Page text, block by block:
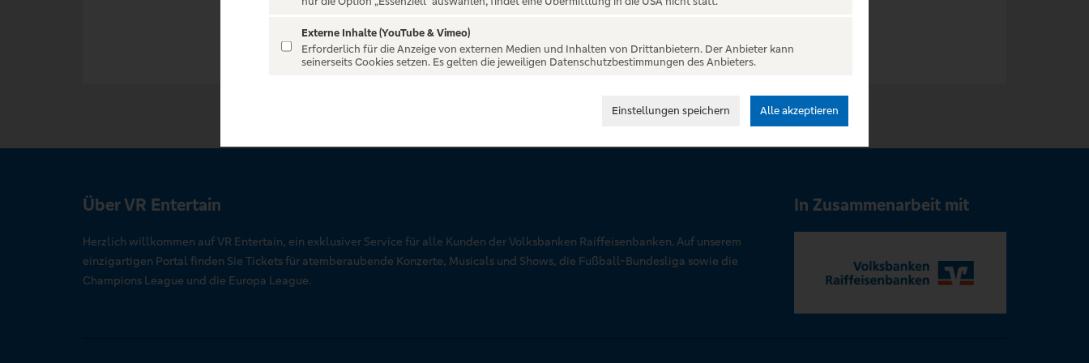
Über VR Entertain
Herzlich willkommen auf VR Entertain, ein exklusiver Service für alle Kunden der Volksbanken Raiffeisenbanken. Auf unserem
einzigartigen Portal finden Sie Tickets für atemberaubende Konzerte, Musicals und Shows, die Fußball-Bundesliga sowie die
Champions League und die Europa League.
In Zusammenarbeit mit
Externe Inhalte (YouTube & Vimeo)
Erforderlich für die Anzeige von externen Medien und Inhalten von Drittanbietern. Der Anbieter kann
seinerseits Cookies setzen. Es gelten die jeweiligen Datenschutzbestimmungen des Anbieters.
Einstellungen speichern Alle akzeptieren